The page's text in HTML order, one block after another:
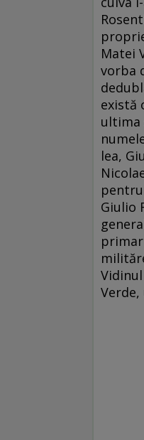
Matei
vorba
există
ultima
lea,
Giulio